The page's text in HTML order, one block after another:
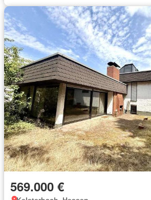
569.000 €